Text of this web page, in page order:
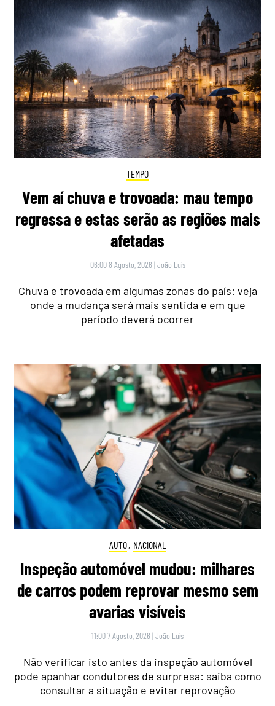
TEMPO
Vem aí chuva e trovoada: mau tempo
regressa e estas serão as regiões mais
afetadas
06:00 8 Agosto, 2026 |João Luís
Chuva e trovoada em algumas zonas do país: veja
onde a mudança será mais sentida e em que
período deverá ocorrer
AUTO, NACIONAL
Inspeção automóvel mudou: milhares
de carros podem reprovar mesmo sem
avarias visíveis
11:00 7 Agosto, 2026 |João Luís
Não verificar isto antes da inspeção automóvel
pode apanhar condutores de surpresa: saiba como
consultar a situação e evitar reprovação